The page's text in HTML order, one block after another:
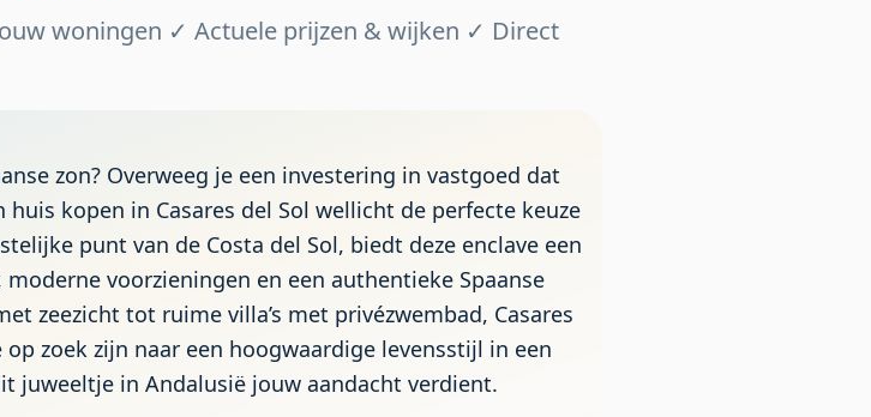
woningen ✓ Actuele prijzen & wijken ✓ Direct
zon? Overweeg je een investering in vastgoed dat
kopen in Casares del Sol wellicht de perfecte keuze
punt van de Costa del Sol, biedt deze enclave een
voorzieningen en een authentieke Spaanse
zeezicht tot ruime villa’s met privézwembad, Casares
zoek zijn naar een hoogwaardige levensstijl in een
juweeltje in Andalusië jouw aandacht verdient.